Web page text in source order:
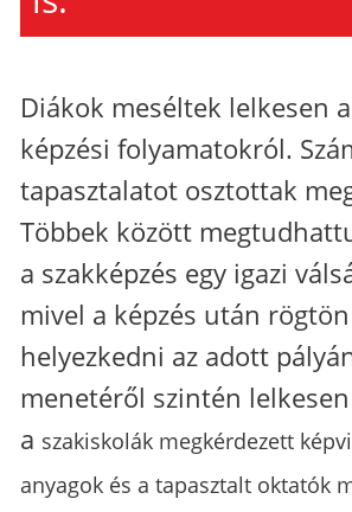
Diákok meséltek lelkesen
képzési folyamatokról.
tapasztalatot osztottak
Többek között
a szakképzés egy igazi
mivel a képzés után
helyezkedni az adott
menetéről szintén
a szakiskolák megkérdezett
anyagok és a tapasztalt oktatók